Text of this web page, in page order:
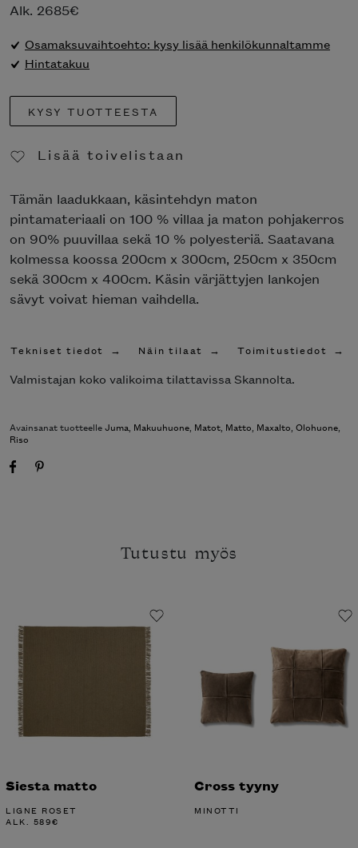
Alk. 2685€
Osamaksuvaihtoehto: kysy lisää henkilökunnaltamme
Hintatakuu
KYSY TUOTTEESTA
Lisää toivelistaan
Tämän laadukkaan, käsintehdyn maton
pintamateriaali on 100 % villaa ja maton pohjakerros
on 90% puuvillaa sekä 10 % polyesteriä. Saatavana
kolmessa koossa 200cm x 300cm, 250cm x 350cm
sekä 300cm x 400cm. Käsin värjättyjen lankojen
sävyt voivat hieman vaihdella.
Tekniset tiedot Näin tilaat Toimitustiedot
Valmistajan koko valikoima tilattavissa Skannolta.
Avainsanat tuotteelleJuma, Makuuhuone, Matot, Matto, Maxalto, Olohuone,
Riso
Tutustu myös
Siesta matto
LIGNE ROSET
ALK. 589€
Cross tyyny
MINOTTI